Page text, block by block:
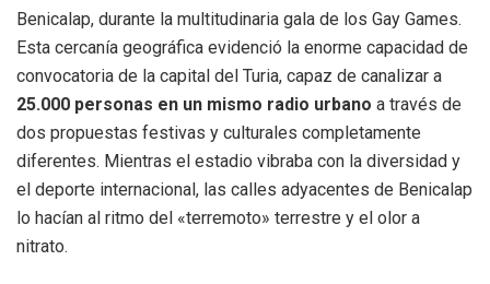
Benicalap, durante la multitudinaria gala de los Gay Games.
Esta cercanía geográfica evidenció la enorme capacidad de
convocatoria de la capital del Turia, capaz de canalizar a
25.000 personas en un mismo radio urbano a través de
dos propuestas festivas y culturales completamente
diferentes. Mientras el estadio vibraba con la diversidad y
el deporte internacional, las calles adyacentes de Benicalap
lo hacían al ritmo del «terremoto» terrestre y el olor a
nitrato.